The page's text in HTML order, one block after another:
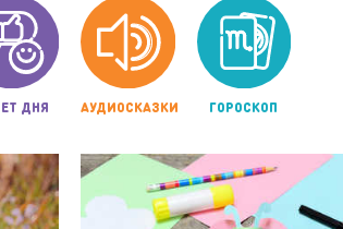
ДНЯ АУДИОСКАЗКИ ГОРОСКОП